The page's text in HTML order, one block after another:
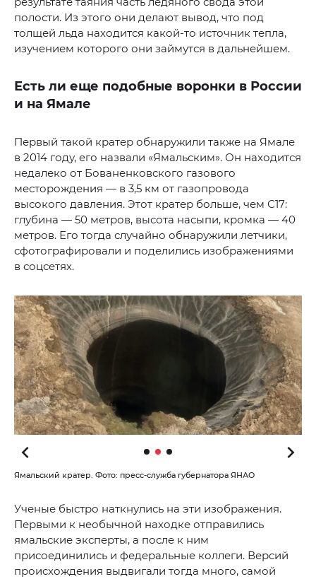
полости. Из этого они делают вывод, что под
толщей льда находится какой-то источник тепла,
изучением которого они займутся в дальнейшем.
Есть ли еще подобные воронки в России
и на Ямале
Первый такой кратер обнаружили также на Ямале
в 2014 году, его назвали «Ямальским». Он находится
недалеко от Бованенковского газового
месторождения — в 3,5 км от газопровода
высокого давления. Этот кратер больше, чем С17:
глубина — 50 метров, высота насыпи, кромка — 40
метров. Его тогда случайно обнаружили летчики,
сфотографировали и поделились изображениями
в соцсетях.
Ямальский кратер. Фото: пресс-служба губернатора ЯНАО
Ученые быстро наткнулись на эти изображения.
Первыми к необычной находке отправились
ямальские эксперты, а после к ним
присоединились и федеральные коллеги. Версий
происхождения выдвигали тогда много, самой